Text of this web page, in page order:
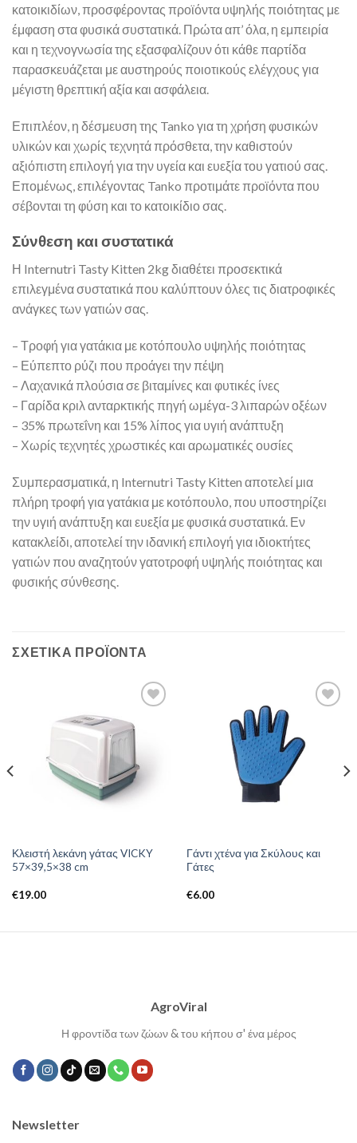
κατοικιδίων, προσφέροντας προϊόντα υψηλής ποιότητας με
έμφαση στα φυσικά συστατικά. Πρώτα απ’ όλα, η εμπειρία
και η τεχνογνωσία της εξασφαλίζουν ότι κάθε παρτίδα
παρασκευάζεται με αυστηρούς ποιοτικούς ελέγχους για
μέγιστη θρεπτική αξία και ασφάλεια.
Επιπλέον, η δέσμευση της Tanko για τη χρήση φυσικών
υλικών και χωρίς τεχνητά πρόσθετα, την καθιστούν
αξιόπιστη επιλογή για την υγεία και ευεξία του γατιού σας.
Επομένως, επιλέγοντας Tanko προτιμάτε προϊόντα που
σέβονται τη φύση και το κατοικίδιο σας.
Σύνθεση και συστατικά
Η Internutri Tasty Kitten 2kg διαθέτει προσεκτικά
επιλεγμένα συστατικά που καλύπτουν όλες τις διατροφικές
ανάγκες των γατιών σας.
– Τροφή για γατάκια με κοτόπουλο υψηλής ποιότητας
– Εύπεπτο ρύζι που προάγει την πέψη
– Λαχανικά πλούσια σε βιταμίνες και φυτικές ίνες
– Γαρίδα κριλ ανταρκτικής πηγή ωμέγα-3 λιπαρών οξέων
– 35% πρωτεΐνη και 15% λίπος για υγιή ανάπτυξη
– Χωρίς τεχνητές χρωστικές και αρωματικές ουσίες
Συμπερασματικά, η Internutri Tasty Kitten αποτελεί μια
πλήρη τροφή για γατάκια με κοτόπουλο, που υποστηρίζει
την υγιή ανάπτυξη και ευεξία με φυσικά συστατικά. Εν
κατακλείδι, αποτελεί την ιδανική επιλογή για ιδιοκτήτες
γατιών που αναζητούν γατοτροφή υψηλής ποιότητας και
φυσικής σύνθεσης.
ΣΧΕΤΙΚΆ ΠΡΟΪΌΝΤΑ
Κλειστή λεκάνη γάτας VICKY
57×39,5×38 cm
€19.00
Γάντι χτένα για Σκύλους και
Γάτες
€6.00
AgroViral
Η φροντίδα των ζώων & του κήπου σ' ένα μέρος
Newsletter